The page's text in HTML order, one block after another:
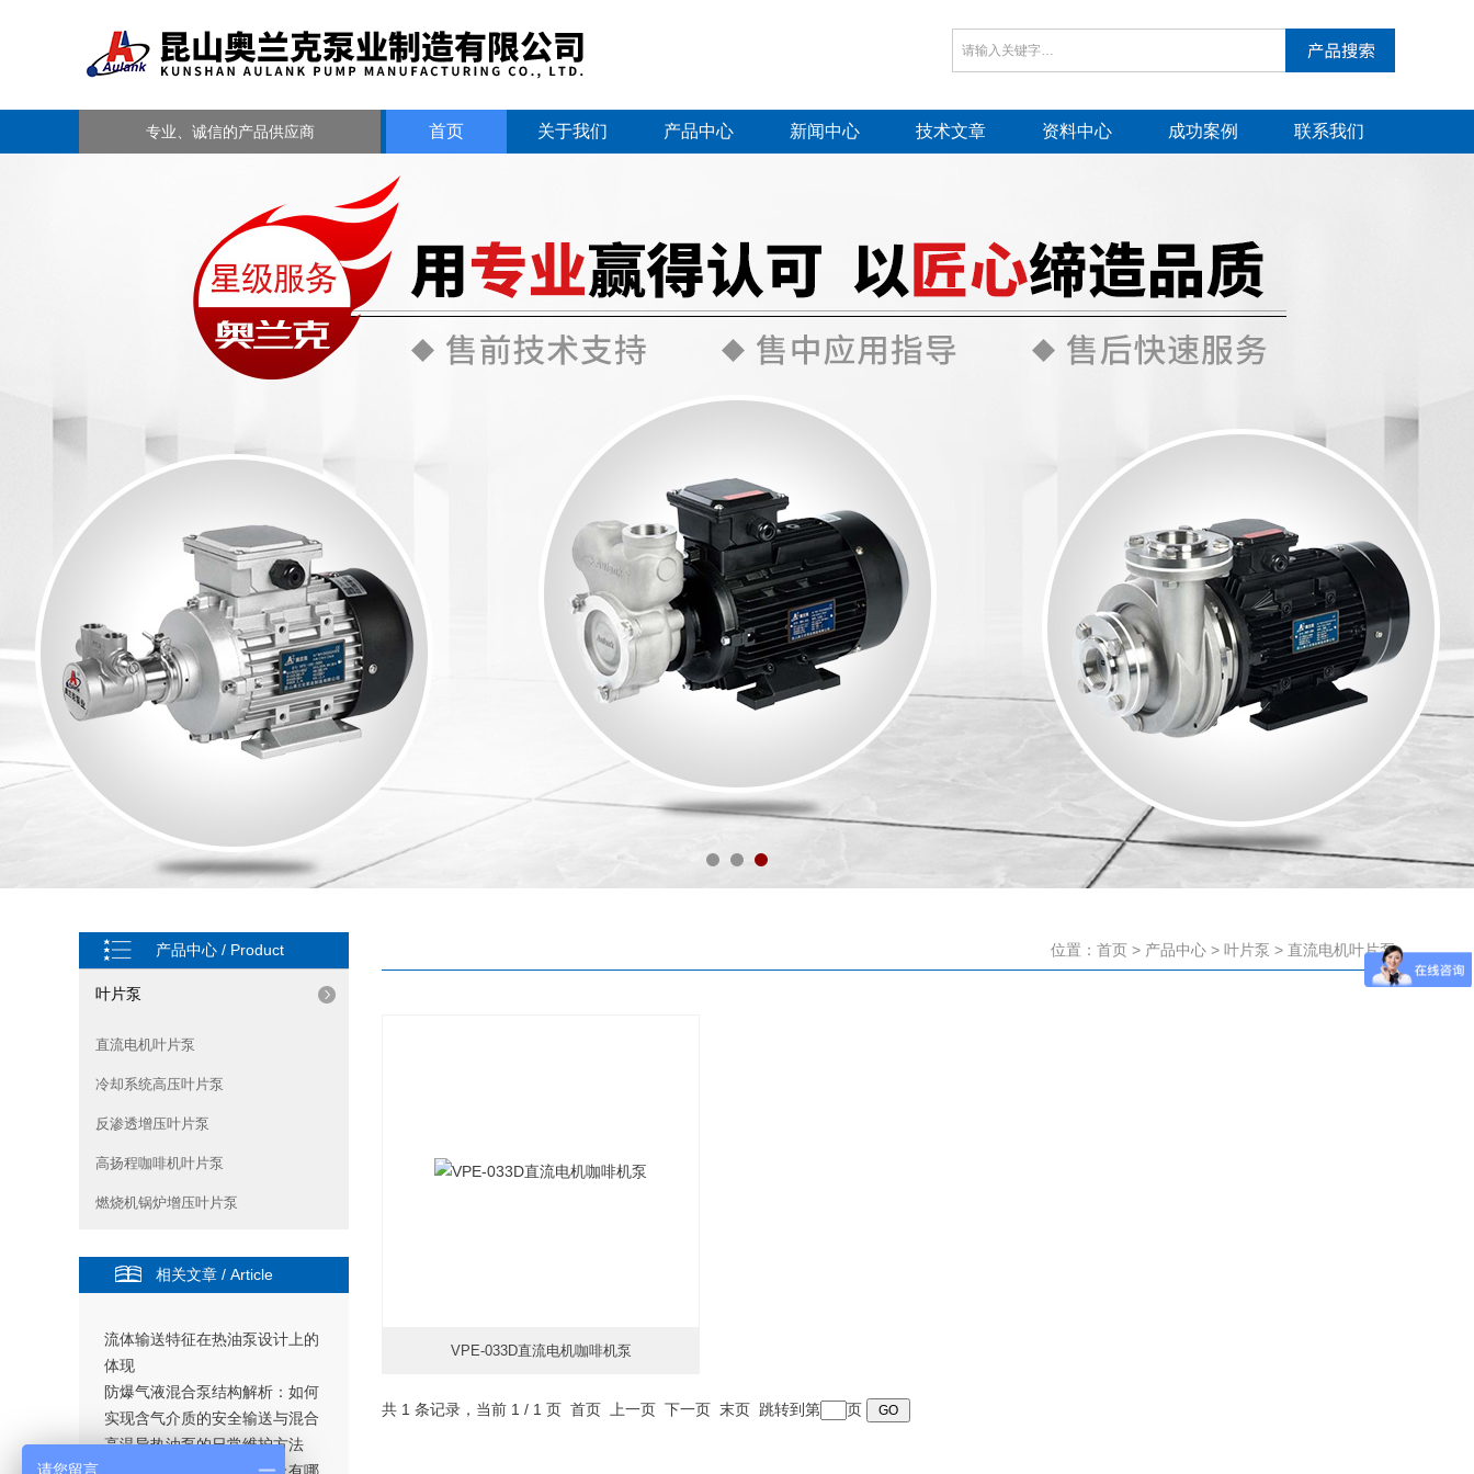
专业、诚信的产品供应商 首页 关于我们 产品中心 新闻中心 技术文章 资料中心 成功案例 联系我们
产品中心 / Product
叶片泵
直流电机叶片泵
冷却系统高压叶片泵
反渗透增压叶片泵
高扬程咖啡机叶片泵
燃烧机锅炉增压叶片泵
相关文章 / Article
流体输送特征在热油泵设计上的
体现
防爆气液混合泵结构解析：如何
实现含气介质的安全输送与混合
高温导热油泵的日常维护方法
位置： 首页 > 产品中心 > 叶片泵 > 直流电机叶片泵
VPE-033D直流电机咖啡机泵
共 1 条记录，当前 1 / 1 页 首页 上一页 下一页 末页 跳转到第 页
请您留言